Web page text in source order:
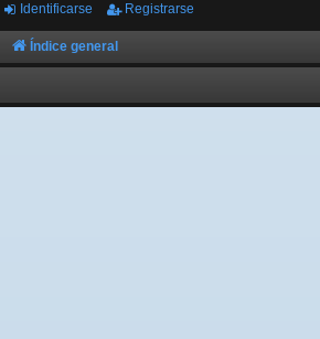
or
os
Identificarse Registrarse
Índice general